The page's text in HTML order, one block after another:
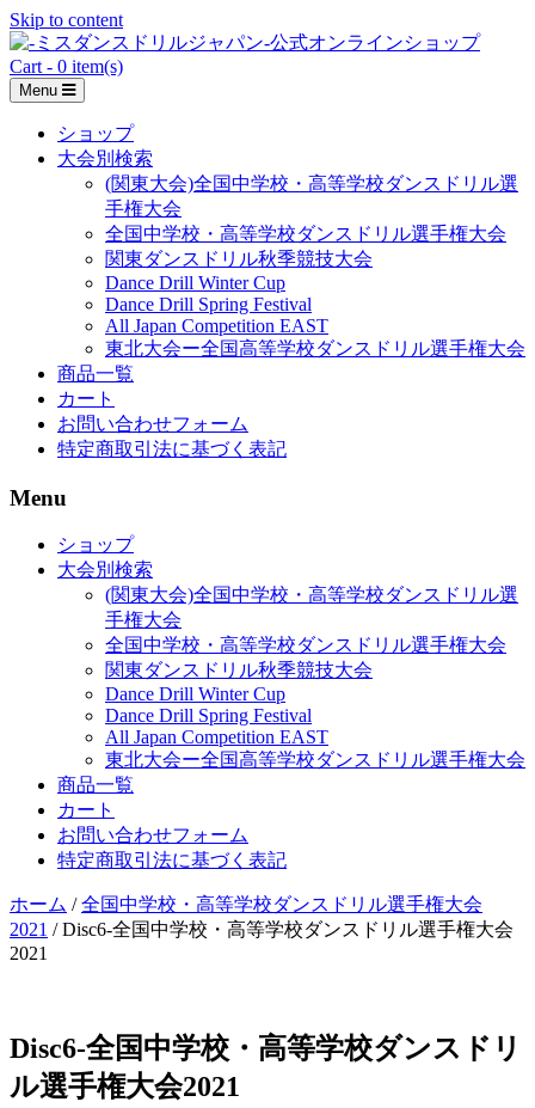
Skip to content
Cart - 0 item(s)
Menu
ショップ
大会別検索
(関東大会)全国中学校・高等学校ダンスドリル選
手権大会
全国中学校・高等学校ダンスドリル選手権大会
関東ダンスドリル秋季競技大会
Dance Drill Winter Cup
Dance Drill Spring Festival
All Japan Competition EAST
東北大会ー全国高等学校ダンスドリル選手権大会
商品一覧
カート
お問い合わせフォーム
特定商取引法に基づく表記
Menu
ショップ
大会別検索
(関東大会)全国中学校・高等学校ダンスドリル選
手権大会
全国中学校・高等学校ダンスドリル選手権大会
関東ダンスドリル秋季競技大会
Dance Drill Winter Cup
Dance Drill Spring Festival
All Japan Competition EAST
東北大会ー全国高等学校ダンスドリル選手権大会
商品一覧
カート
お問い合わせフォーム
特定商取引法に基づく表記
ホーム /全国中学校・高等学校ダンスドリル選手権大会
2021 / Disc6-全国中学校・高等学校ダンスドリル選手権大会
2021
Disc6-全国中学校・高等学校ダンスドリ
ル選手権大会2021